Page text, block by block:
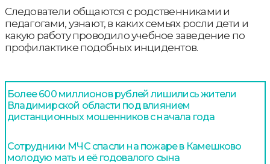
Следователи общаются с родственниками и
педагогами, узнают, в каких семьях росли дети и
какую работу проводило учебное заведение по
профилактике подобных инцидентов.
Более 600 миллионов рублей лишились жители
Владимирской области под влиянием
дистанционных мошенников с начала года
Сотрудники МЧС спасли на пожаре в Камешково
молодую мать и её годовалого сына